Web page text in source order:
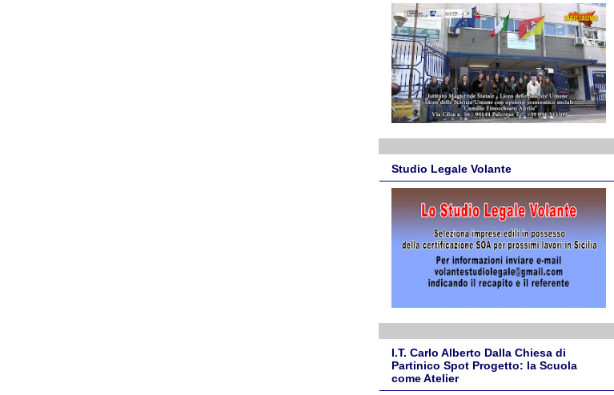
Studio Legale Volante
I.T. Carlo Alberto Dalla Chiesa di
Partinico Spot Progetto: la Scuola
come Atelier